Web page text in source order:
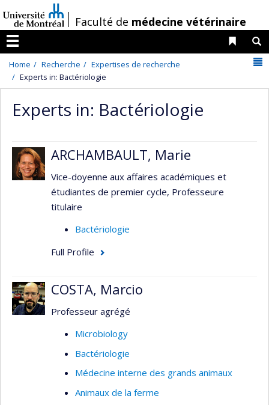
au
contenu
/Faculté de médecine vétérinaire
Menu
Liens
Home Recherche
Expertises de recherche
Experts in: Bactériologie
Experts in: Bactériologie
ARCHAMBAULT, Marie
Vice-doyenne aux affaires académiques et
étudiantes de premier cycle, Professeure
titulaire
Bactériologie
Full Profile
COSTA, Marcio
Professeur agrégé
Microbiology
Bactériologie
Médecine interne des grands animaux
Animaux de la ferme